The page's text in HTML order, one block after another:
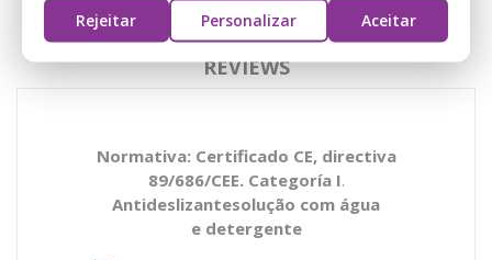
DETALLES DEL PRODUCTO
REVIEWS
Normativa: Certificado CE, directiva
89/686/CEE. Categoría I.
Antideslizantesolução com água
e detergente
Rejeitar
Personalizar Aceitar